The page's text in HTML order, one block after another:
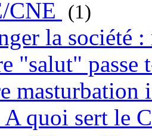
CNE
(1)
la société
"salut" passe
masturbation
A quoi sert le